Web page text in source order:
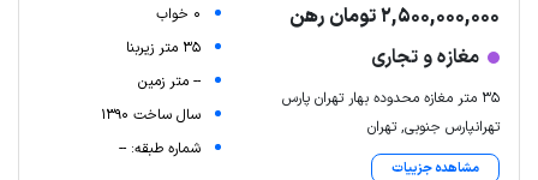
2,500,000,000 تومان رهن
مغازه و تجاری
35 متر مغازه محدوده بهار تهران پارس
تهرانپارس جنوبی, تهران
مشاهده جزییات
0 خواب
35 متر زیربنا
-- متر زمین
سال ساخت 1390
شماره طبقه: --